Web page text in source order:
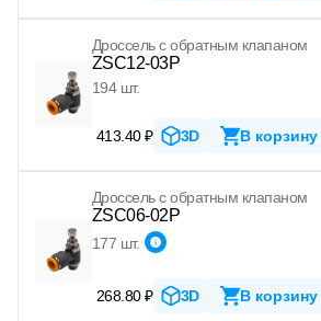
Дроссель с обратным клапаном
ZSC12-03P
194 шт.
413.40 ₽ 3D В корзину
Дроссель с обратным клапаном
ZSC06-02P
177 шт.
268.80 ₽ 3D В корзину